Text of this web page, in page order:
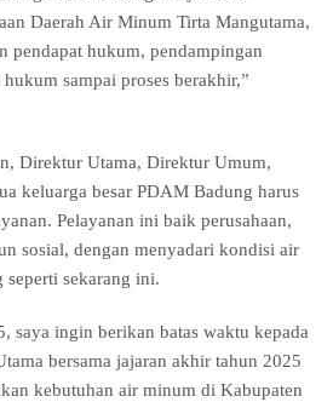
Daerah Air Minum Tirta Mangutama,
pendapat hukum, pendampingan
sampai proses berakhir,”
Direktur Utama, Direktur Umum,
keluarga besar PDAM Badung harus
Pelayanan ini baik perusahaan,
sosial, dengan menyadari kondisi air
sekarang ini.
saya ingin berikan batas waktu kepada
bersama jajaran akhir tahun 2025
kebutuhan air minum di Kabupaten